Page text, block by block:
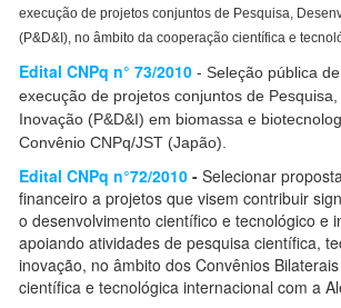
execução de projetos conjuntos de Pesquisa,
(P&D&I), no âmbito da cooperação científica e
Edital CNPq n° 73/2010 - Seleção pública
execução de projetos conjuntos de
Inovação (P&D&I) em biomassa e
Convênio CNPq/JST (Japão).
Edital CNPq n°72/2010 - Selecionar
financeiro a projetos que visem contribuir
o desenvolvimento científico e tecnológico e
apoiando atividades de pesquisa científica,
inovação, no âmbito dos Convênios
científica e tecnológica internacional com a